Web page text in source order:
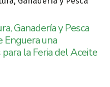
Ganadería y Pesca
una
la Feria del Aceite